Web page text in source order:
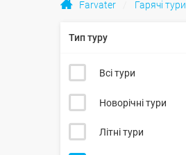
Farvater Гарячі тури
Тип туру
Всі тури
Новорічні тури
Літні тури